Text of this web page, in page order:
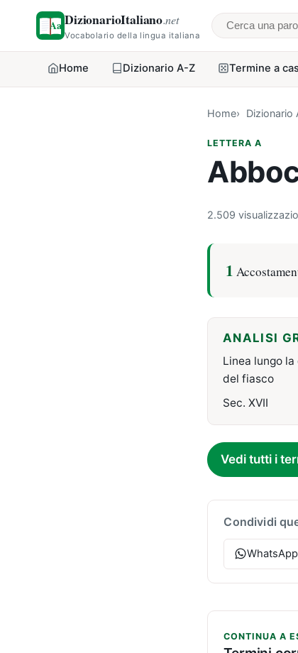
DizionarioItaliano.net
Vocabolario della lingua italiana Cerca una
Home Dizionario A-Z Termine a
Home Dizionario
LETTERA A
2.509
1
ANALISI
Linea lungo
del fiasco
Sec. XVII
Vedi tutti i
Condividi
WhatsApp
CONTINUA A